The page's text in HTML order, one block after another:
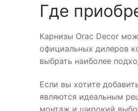
Где
Карнизы Orac Decor
официальных дилеров
выбрать наиболее
Если вы хотите
являются идеальным